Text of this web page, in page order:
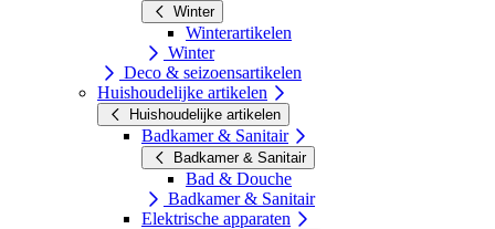
Winter
Winterartikelen
Winter
Deco & seizoensartikelen
Huishoudelijke artikelen
Huishoudelijke artikelen
Badkamer & Sanitair
Badkamer & Sanitair
Bad & Douche
Badkamer & Sanitair
Elektrische apparaten